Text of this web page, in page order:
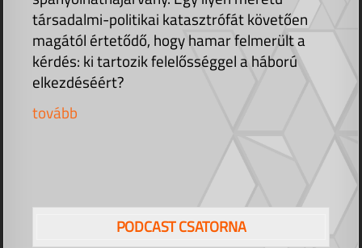
társadalmi-politikai katasztrófát követően
magától értetődő, hogy hamar felmerült a
kérdés: ki tartozik felelősséggel a háború
elkezdéséért?
tovább
PODCAST CSATORNA